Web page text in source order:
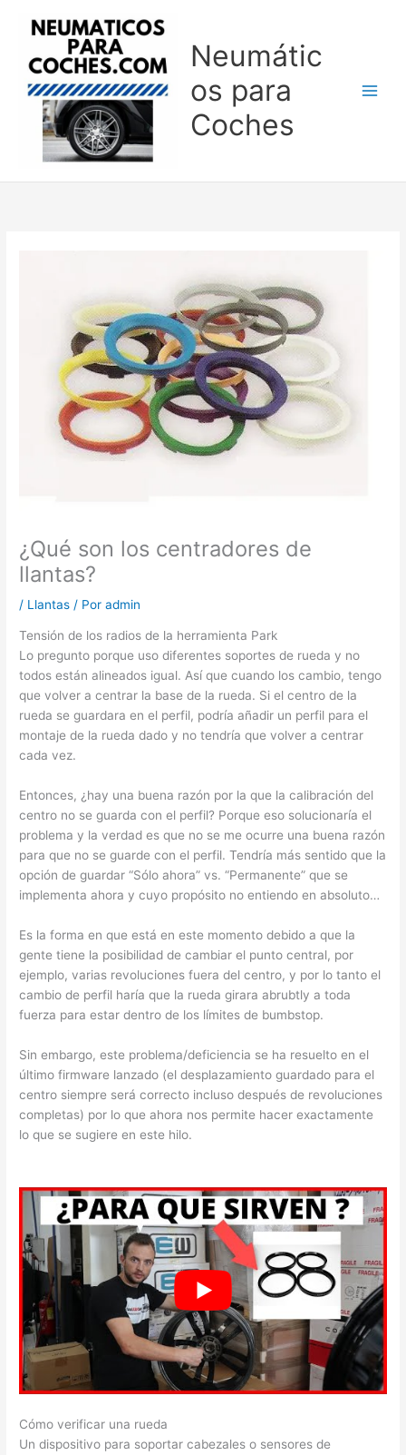
Neumátic
os para
Coches
¿Qué son los centradores de
llantas?
/ Llantas / Poradmin
Tensión de los radios de la herramienta Park
Lo pregunto porque uso diferentes soportes de rueda y no
todos están alineados igual. Así que cuando los cambio, tengo
que volver a centrar la base de la rueda. Si el centro de la
rueda se guardara en el perfil, podría añadir un perfil para el
montaje de la rueda dado y no tendría que volver a centrar
cada vez.
Entonces, ¿hay una buena razón por la que la calibración del
centro no se guarda con el perfil? Porque eso solucionaría el
problema y la verdad es que no se me ocurre una buena razón
para que no se guarde con el perfil. Tendría más sentido que la
opción de guardar “Sólo ahora” vs. “Permanente” que se
implementa ahora y cuyo propósito no entiendo en absoluto…
Es la forma en que está en este momento debido a que la
gente tiene la posibilidad de cambiar el punto central, por
ejemplo, varias revoluciones fuera del centro, y por lo tanto el
cambio de perfil haría que la rueda girara abrubtly a toda
fuerza para estar dentro de los límites de bumbstop.
Sin embargo, este problema/deficiencia se ha resuelto en el
último firmware lanzado (el desplazamiento guardado para el
centro siempre será correcto incluso después de revoluciones
completas) por lo que ahora nos permite hacer exactamente
lo que se sugiere en este hilo.
Cómo verificar una rueda
Un dispositivo para soportar cabezales o sensores de